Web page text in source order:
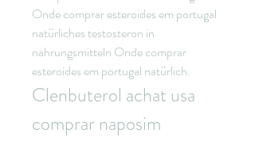
Onde comprar esteroides em portugal
natürliches testosteron in
nahrungsmitteln Onde comprar
esteroides em portugal natürlich.
Clenbuterol achat usa
comprar naposim